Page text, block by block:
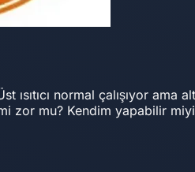
Üst ısıtıcı normal çalışıyor
zor mu? Kendim yapabilir